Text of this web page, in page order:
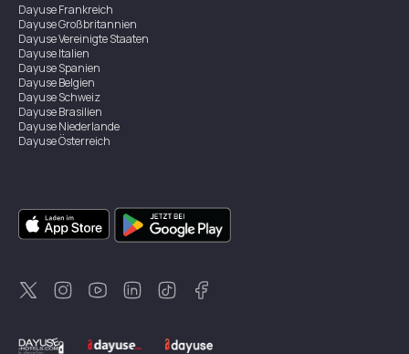
DayuseFrankreich
DayuseGroßbritannien
DayuseVereinigte Staaten
DayuseItalien
DayuseSpanien
DayuseBelgien
DayuseSchweiz
DayuseBrasilien
DayuseNiederlande
DayuseÖsterreich
DayuseSingapur
DayuseZweden
DayuseThailand
DayuseNeuseeland
DayuseTürkei